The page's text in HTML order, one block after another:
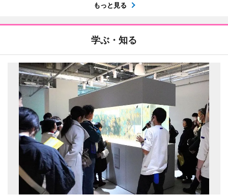
もっと見る
学ぶ・知る